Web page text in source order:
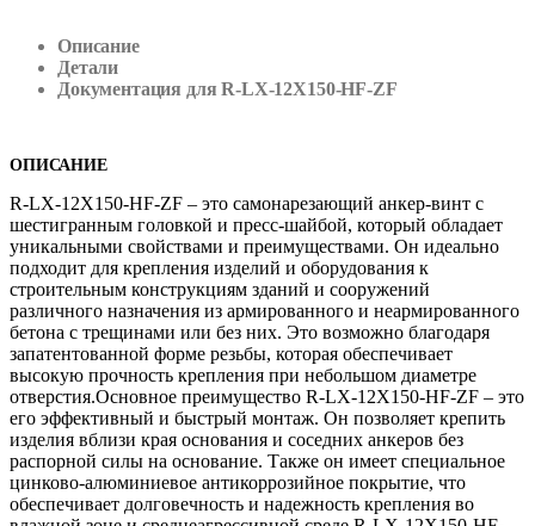
Описание
Детали
Документация для R-LX-12X150-HF-ZF
ОПИСАНИЕ
R-LX-12X150-HF-ZF – это самонарезающий анкер-винт с
шестигранным головкой и пресс-шайбой, который обладает
уникальными свойствами и преимуществами. Он идеально
подходит для крепления изделий и оборудования к
строительным конструкциям зданий и сооружений
различного назначения из армированного и неармированного
бетона с трещинами или без них. Это возможно благодаря
запатентованной форме резьбы, которая обеспечивает
высокую прочность крепления при небольшом диаметре
отверстия.Основное преимущество R-LX-12X150-HF-ZF – это
его эффективный и быстрый монтаж. Он позволяет крепить
изделия вблизи края основания и соседних анкеров без
распорной силы на основание. Также он имеет специальное
цинково-алюминиевое антикоррозийное покрытие, что
обеспечивает долговечность и надежность крепления во